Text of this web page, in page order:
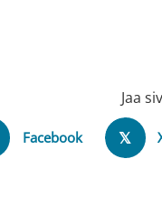
Jaa
Facebook 𝕏